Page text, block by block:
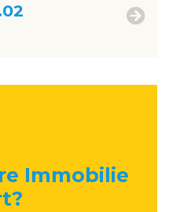
Immobilie
?